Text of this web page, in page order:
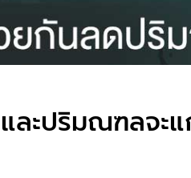
ละปริมณฑลจะ